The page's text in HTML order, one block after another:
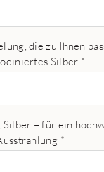
die zu Ihnen
Silber *
– für ein
*